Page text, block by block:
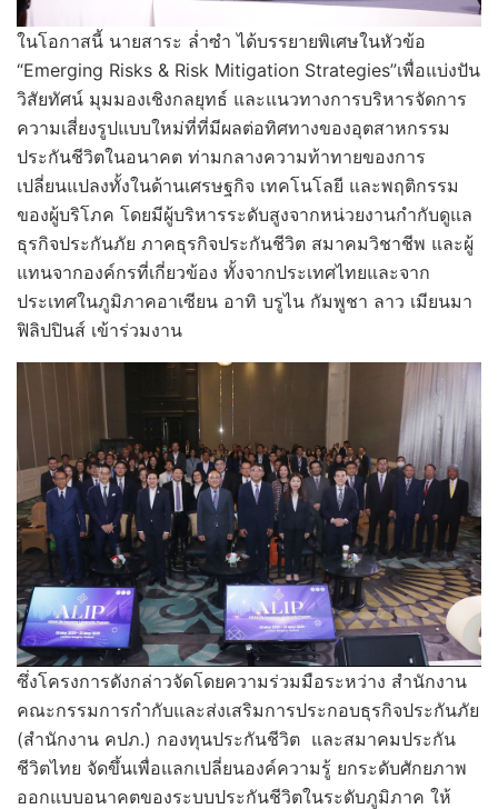
ในโอกาสนี้ นายสาระ ล่ำซำ ได้บรรยายพิเศษในหัวข้อ
“Emerging Risks & Risk Mitigation Strategies”เพื่อแบ่งปัน
วิสัยทัศน์ มุมมองเชิงกลยุทธ์ และแนวทางการบริหารจัดการ
ความเสี่ยงรูปแบบใหม่ที่ที่มีผลต่อทิศทางของอุตสาหกรรม
ประกันชีวิตในอนาคต ท่ามกลางความท้าทายของการ
เปลี่ยนแปลงทั้งในด้านเศรษฐกิจ เทคโนโลยี และพฤติกรรม
ของผู้บริโภค โดยมีผู้บริหารระดับสูงจากหน่วยงานกำกับดูแล
ธุรกิจประกันภัย ภาคธุรกิจประกันชีวิต สมาคมวิชาชีพ และผู้
แทนจากองค์กรที่เกี่ยวข้อง ทั้งจากประเทศไทยและจาก
ประเทศในภูมิภาคอาเซียน อาทิ บรูไน กัมพูชา ลาว เมียนมา
ฟิลิปปินส์ เข้าร่วมงาน
ซึ่งโครงการดังกล่าวจัดโดยความร่วมมือระหว่าง สำนักงาน
คณะกรรมการกำกับและส่งเสริมการประกอบธุรกิจประกันภัย
(สำนักงาน คปภ.) กองทุนประกันชีวิต และสมาคมประกัน
ชีวิตไทย จัดขึ้นเพื่อแลกเปลี่ยนองค์ความรู้ ยกระดับศักยภาพ
ออกแบบอนาคตของระบบประกันชีวิตในระดับภูมิภาค ให้